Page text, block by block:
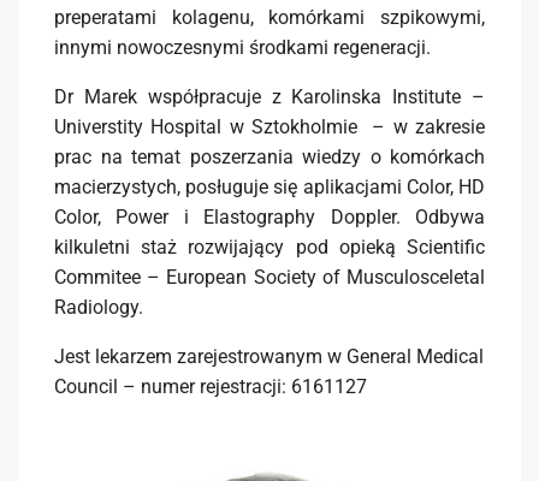
preperatami kolagenu, komórkami szpikowymi,
innymi nowoczesnymi środkami regeneracji.
Dr Marek współpracuje z Karolinska Institute –
Universtity Hospital w Sztokholmie – w zakresie
prac na temat poszerzania wiedzy o komórkach
macierzystych, posługuje się aplikacjami Color, HD
Color, Power i Elastography Doppler. Odbywa
kilkuletni staż rozwijający pod opieką Scientific
Commitee – European Society of Musculosceletal
Radiology.
Jest lekarzem zarejestrowanym w General Medical
Council – numer rejestracji: 6161127